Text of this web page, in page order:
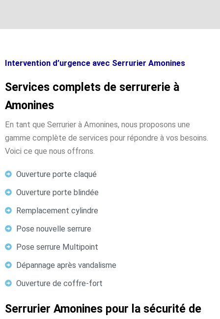
Intervention d’urgence avec Serrurier Amonines
Services complets de serrurerie à
Amonines
En tant que Serrurier à Amonines, nous proposons une
gamme complète de services pour répondre à vos besoins.
Voici ce que nous offrons.
Ouverture porte claqué
Ouverture porte blindée
Remplacement cylindre
Pose nouvelle serrure
Pose serrure Multipoint
Dépannage après vandalisme
Ouverture de coffre-fort
Serrurier Amonines pour la sécurité de